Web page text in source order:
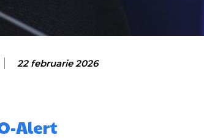
22 februarie 2026
Alert